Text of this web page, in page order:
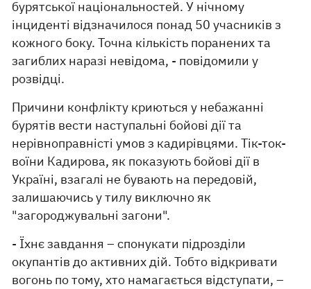
бурятської національностей. У нічному
інциденті відзначилося понад 50 учасників з
кожного боку. Точна кількість поранених та
загиблих наразі невідома, - повідомили у
розвідці.
Причини конфлікту криються у небажанні
бурятів вести наступальні бойові дії та
нерівноправністі умов з кадирівцями. Тік-ток-
воїни Кадирова, як показують бойові дії в
Україні, взагалі не бувають на передовій,
залишаючись у тилу виключно як
"загороджувальні загони".
- Їхнє завдання – спонукати підрозділи
окупантів до активних дій. Тобто відкривати
вогонь по тому, хто намагається відступати, –